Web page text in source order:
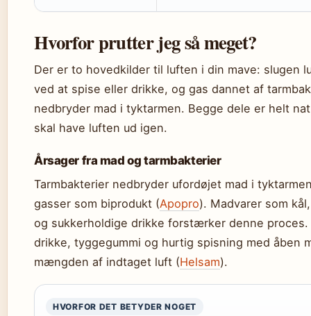
Hvorfor prutter jeg så meget?
Der er to hovedkilder til luften i din mave: slugen
ved at spise eller drikke, og gas dannet af
nedbryder mad i tyktarmen. Begge dele er helt
skal have luften ud igen.
Årsager fra mad og tarmbakterier
Tarmbakterier nedbryder ufordøjet mad i
gasser som biprodukt (Apopro). Madvarer som
og sukkerholdige drikke forstærker denne proces.
drikke, tyggegummi og hurtig spisning med åben
mængden af indtaget luft (Helsam).
HVORFOR DET BETYDER NOGET